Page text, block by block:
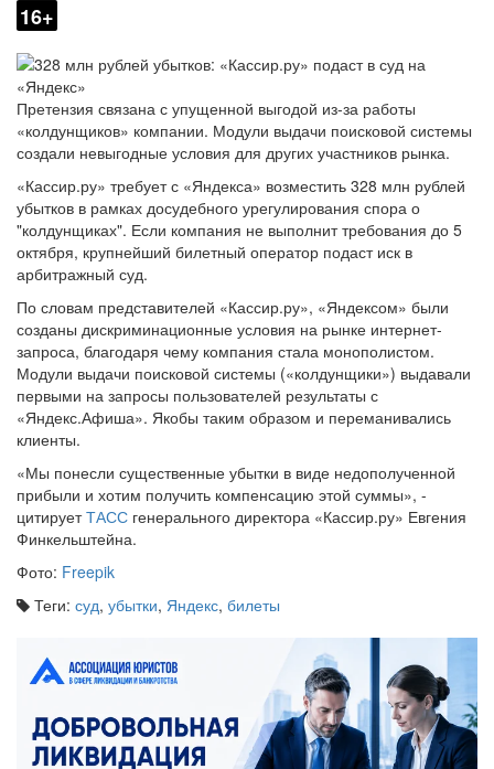
16+
Претензия связана с упущенной выгодой из-за работы
«колдунщиков» компании. Модули выдачи поисковой системы
создали невыгодные условия для других участников рынка.
«Кассир.ру» требует с «Яндекса» возместить 328 млн рублей
убытков в рамках досудебного урегулирования спора о
"колдунщиках". Если компания не выполнит требования до 5
октября, крупнейший билетный оператор подаст иск в
арбитражный суд.
По словам представителей «Кассир.ру», «Яндексом» были
созданы дискриминационные условия на рынке интернет-
запроса, благодаря чему компания стала монополистом.
Модули выдачи поисковой системы («колдунщики») выдавали
первыми на запросы пользователей результаты с
«Яндекс.Афиша». Якобы таким образом и переманивались
клиенты.
«Мы понесли существенные убытки в виде недополученной
прибыли и хотим получить компенсацию этой суммы», -
цитируетТАСС генерального директора «Кассир.ру» Евгения
Финкельштейна.
Фото: Freepik
Теги: суд, убытки, Яндекс, билеты